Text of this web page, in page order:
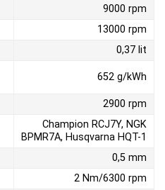
9000 rpm
13000 rpm
0,37 lit
652 g/kWh
2900 rpm
Champion RCJ7Y, NGK
BPMR7A, Husqvarna HQT-1
0,5 mm
2 Nm/6300 rpm